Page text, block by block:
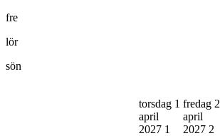
fre
lör
sön
torsdag 1
april
2027 1
fredag 2
april
2027 2